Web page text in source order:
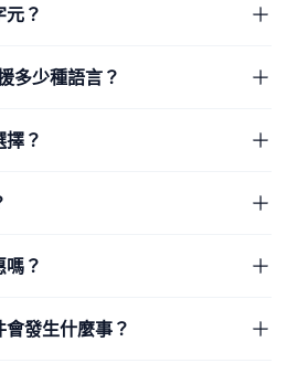
？
多少種語言？
？
？
發生什麼事？